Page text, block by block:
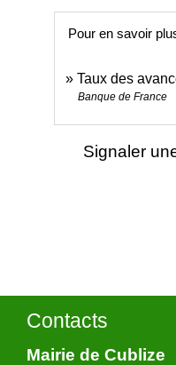
Pour en savoir
Taux des
Banque de France
Signaler
Contacts
Mairie de Cublize